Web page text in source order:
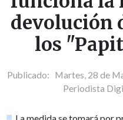
devolución
los
Publicado: Martes, 28 de
Periodista
La medida se tomará por